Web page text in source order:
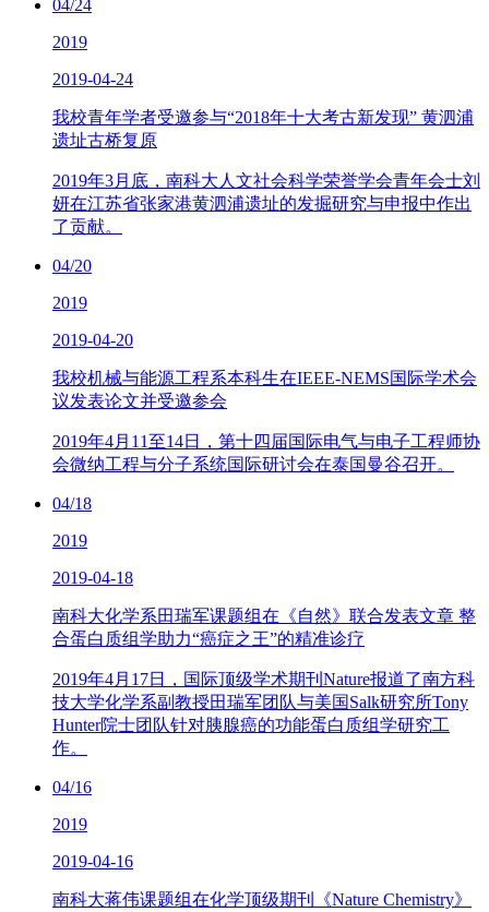
04/24
2019
2019-04-24
我校青年学者受邀参与“2018年十大考古新发现” 黄泗浦
遗址古桥复原
2019年3月底，南科大人文社会科学荣誉学会青年会士刘
妍在江苏省张家港黄泗浦遗址的发掘研究与申报中作出
了贡献。
04/20
2019
2019-04-20
我校机械与能源工程系本科生在IEEE-NEMS国际学术会
议发表论文并受邀参会
2019年4月11至14日，第十四届国际电气与电子工程师协
会微纳工程与分子系统国际研讨会在泰国曼谷召开。
04/18
2019
2019-04-18
南科大化学系田瑞军课题组在《自然》联合发表文章 整
合蛋白质组学助力“癌症之王”的精准诊疗
2019年4月17日，国际顶级学术期刊Nature报道了南方科
技大学化学系副教授田瑞军团队与美国Salk研究所Tony
Hunter院士团队针对胰腺癌的功能蛋白质组学研究工
作。
04/16
2019
2019-04-16
南科大蒋伟课题组在化学顶级期刊《Nature Chemistry》